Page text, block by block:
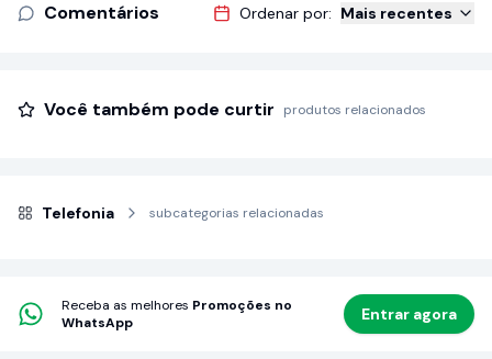
Comentários Ordenar por: Mais recentes
Você também pode curtir produtos relacionados
Telefonia subcategorias relacionadas
Receba as melhores Promoções no
WhatsApp
Entrar agora